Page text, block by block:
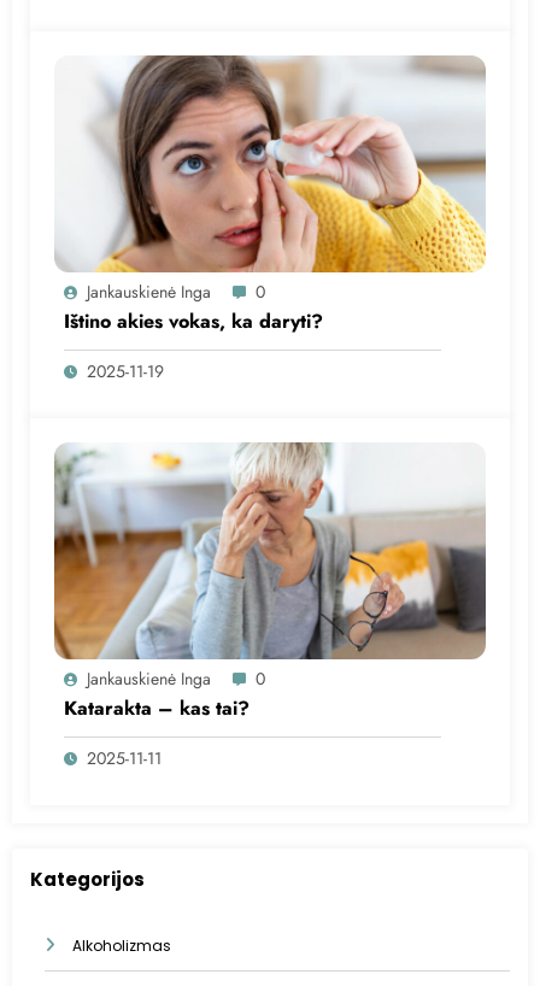
Jankauskienė Inga 0
Ištino akies vokas, ka daryti?
2025-11-19
Jankauskienė Inga 0
Katarakta – kas tai?
2025-11-11
Kategorijos
Alkoholizmas